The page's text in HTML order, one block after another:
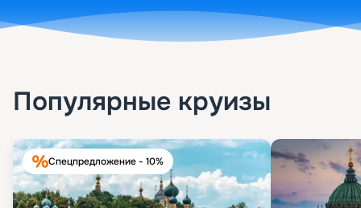
Популярные круизы
Спецпредложение - 10%